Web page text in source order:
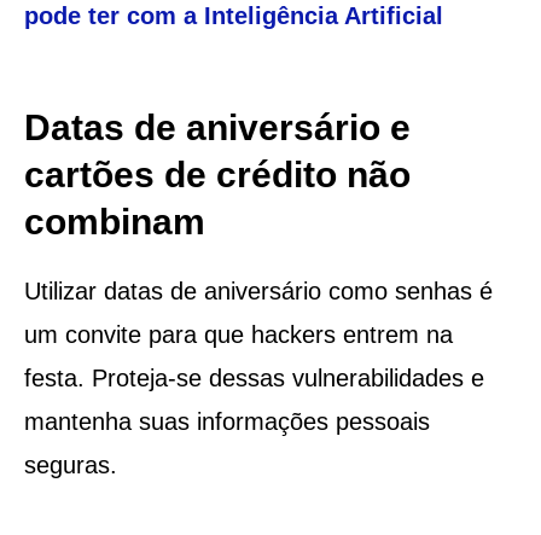
pode ter com a Inteligência Artificial
Datas de aniversário e
cartões de crédito não
combinam
Utilizar datas de aniversário como senhas é
um convite para que hackers entrem na
festa. Proteja-se dessas vulnerabilidades e
mantenha suas informações pessoais
seguras.